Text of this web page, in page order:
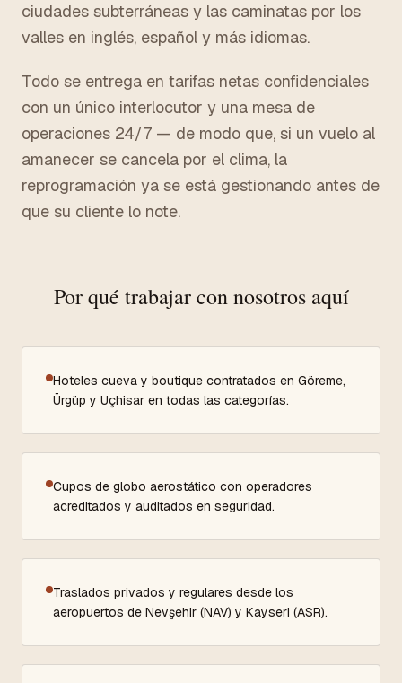
ciudades subterráneas y las caminatas por los
valles en inglés, español y más idiomas.
Todo se entrega en tarifas netas confidenciales
con un único interlocutor y una mesa de
operaciones 24/7 — de modo que, si un vuelo al
amanecer se cancela por el clima, la
reprogramación ya se está gestionando antes de
que su cliente lo note.
Por qué trabajar con nosotros aquí
Hoteles cueva y boutique contratados en Göreme,
Ürgüp y Uçhisar en todas las categorías.
Cupos de globo aerostático con operadores
acreditados y auditados en seguridad.
Traslados privados y regulares desde los
aeropuertos de Nevşehir (NAV) y Kayseri (ASR).